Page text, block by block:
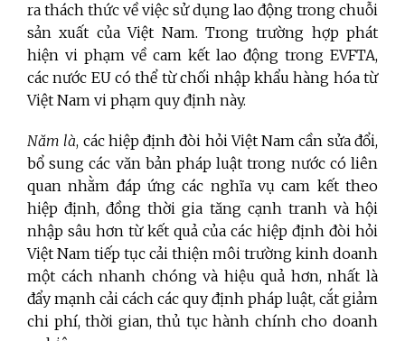
ra thách thức về việc sử dụng lao động trong chuỗi
sản xuất của Việt Nam. Trong trường hợp phát
hiện vi phạm về cam kết lao động trong EVFTA,
các nước EU có thể từ chối nhập khẩu hàng hóa từ
Việt Nam vi phạm quy định này.
Năm là, các hiệp định đòi hỏi Việt Nam cần sửa đổi,
bổ sung các văn bản pháp luật trong nước có liên
quan nhằm đáp ứng các nghĩa vụ cam kết theo
hiệp định, đồng thời gia tăng cạnh tranh và hội
nhập sâu hơn từ kết quả của các hiệp định đòi hỏi
Việt Nam tiếp tục cải thiện môi trường kinh doanh
một cách nhanh chóng và hiệu quả hơn, nhất là
đẩy mạnh cải cách các quy định pháp luật, cắt giảm
chi phí, thời gian, thủ tục hành chính cho doanh